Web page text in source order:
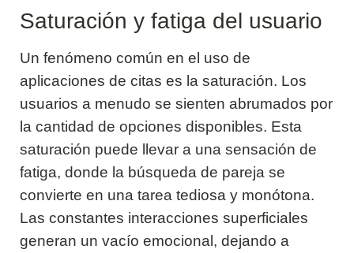
Saturación y fatiga del usuario
Un fenómeno común en el uso de
aplicaciones de citas es la saturación. Los
usuarios a menudo se sienten abrumados por
la cantidad de opciones disponibles. Esta
saturación puede llevar a una sensación de
fatiga, donde la búsqueda de pareja se
convierte en una tarea tediosa y monótona.
Las constantes interacciones superficiales
generan un vacío emocional, dejando a